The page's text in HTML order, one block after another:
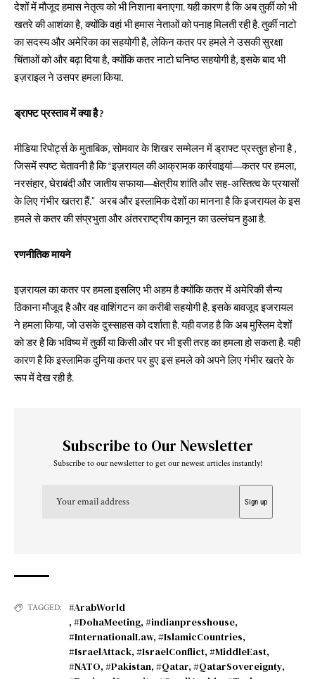
देशों में मौजूद हमास नेतृत्व को भी निशाना बनाएगा. यही कारण है कि अब तुर्की को भी
खतरे की आशंका है, क्योंकि वहां भी हमास नेताओं को पनाह मिलती रही है. तुर्की नाटो
का सदस्य और अमेरिका का सहयोगी है, लेकिन कतर पर हमले ने उसकी सुरक्षा
चिंताओं को और बढ़ा दिया है, क्योंकि कतर नाटो घनिष्ठ सहयोगी है, इसके बाद भी
इज़राइल ने उसपर हमला किया.
ड्राफ्ट प्रस्ताव में क्या है ?
मीडिया रिपोर्ट्स के मुताबिक, सोमवार के शिखर सम्मेलन में ड्राफ्ट प्रस्तुत होना है ,
जिसमें स्पष्ट चेतावनी है कि “इज़रायल की आक्रामक कार्रवाइयां—कतर पर हमला,
नरसंहार, घेराबंदी और जातीय सफाया—क्षेत्रीय शांति और सह-अस्तित्व के प्रयासों
के लिए गंभीर खतरा हैं.” अरब और इस्लामिक देशों का मानना है कि इजरायल के इस
हमले से कतर की संप्रभुता और अंतरराष्ट्रीय कानून का उल्लंघन हुआ है.
रणनीतिक मायने
इज़रायल का कतर पर हमला इसलिए भी अहम है क्योंकि कतर में अमेरिकी सैन्य
ठिकाना मौजूद है और वह वाशिंगटन का करीबी सहयोगी है. इसके बावजूद इजरायल
ने हमला किया, जो उसके दुस्साहस को दर्शाता है. यही वजह है कि अब मुस्लिम देशों
को डर है कि भविष्य में तुर्की या किसी और पर भी इसी तरह का हमला हो सकता है. यही
कारण है कि इस्लामिक दुनिया कतर पर हुए इस हमले को अपने लिए गंभीर खतरे के
रूप में देख रही है.
Subscribe to Our Newsletter
Subscribe to our newsletter to get our newest articles instantly!
TAGGED:
#ArabWorld
, #DohaMeeting, #indianpresshouse,
#InternationalLaw, #IslamicCountries,
#IsraelAttack, #IsraelConflict, #MiddleEast,
#NATO, #Pakistan, #Qatar, #QatarSovereignty,